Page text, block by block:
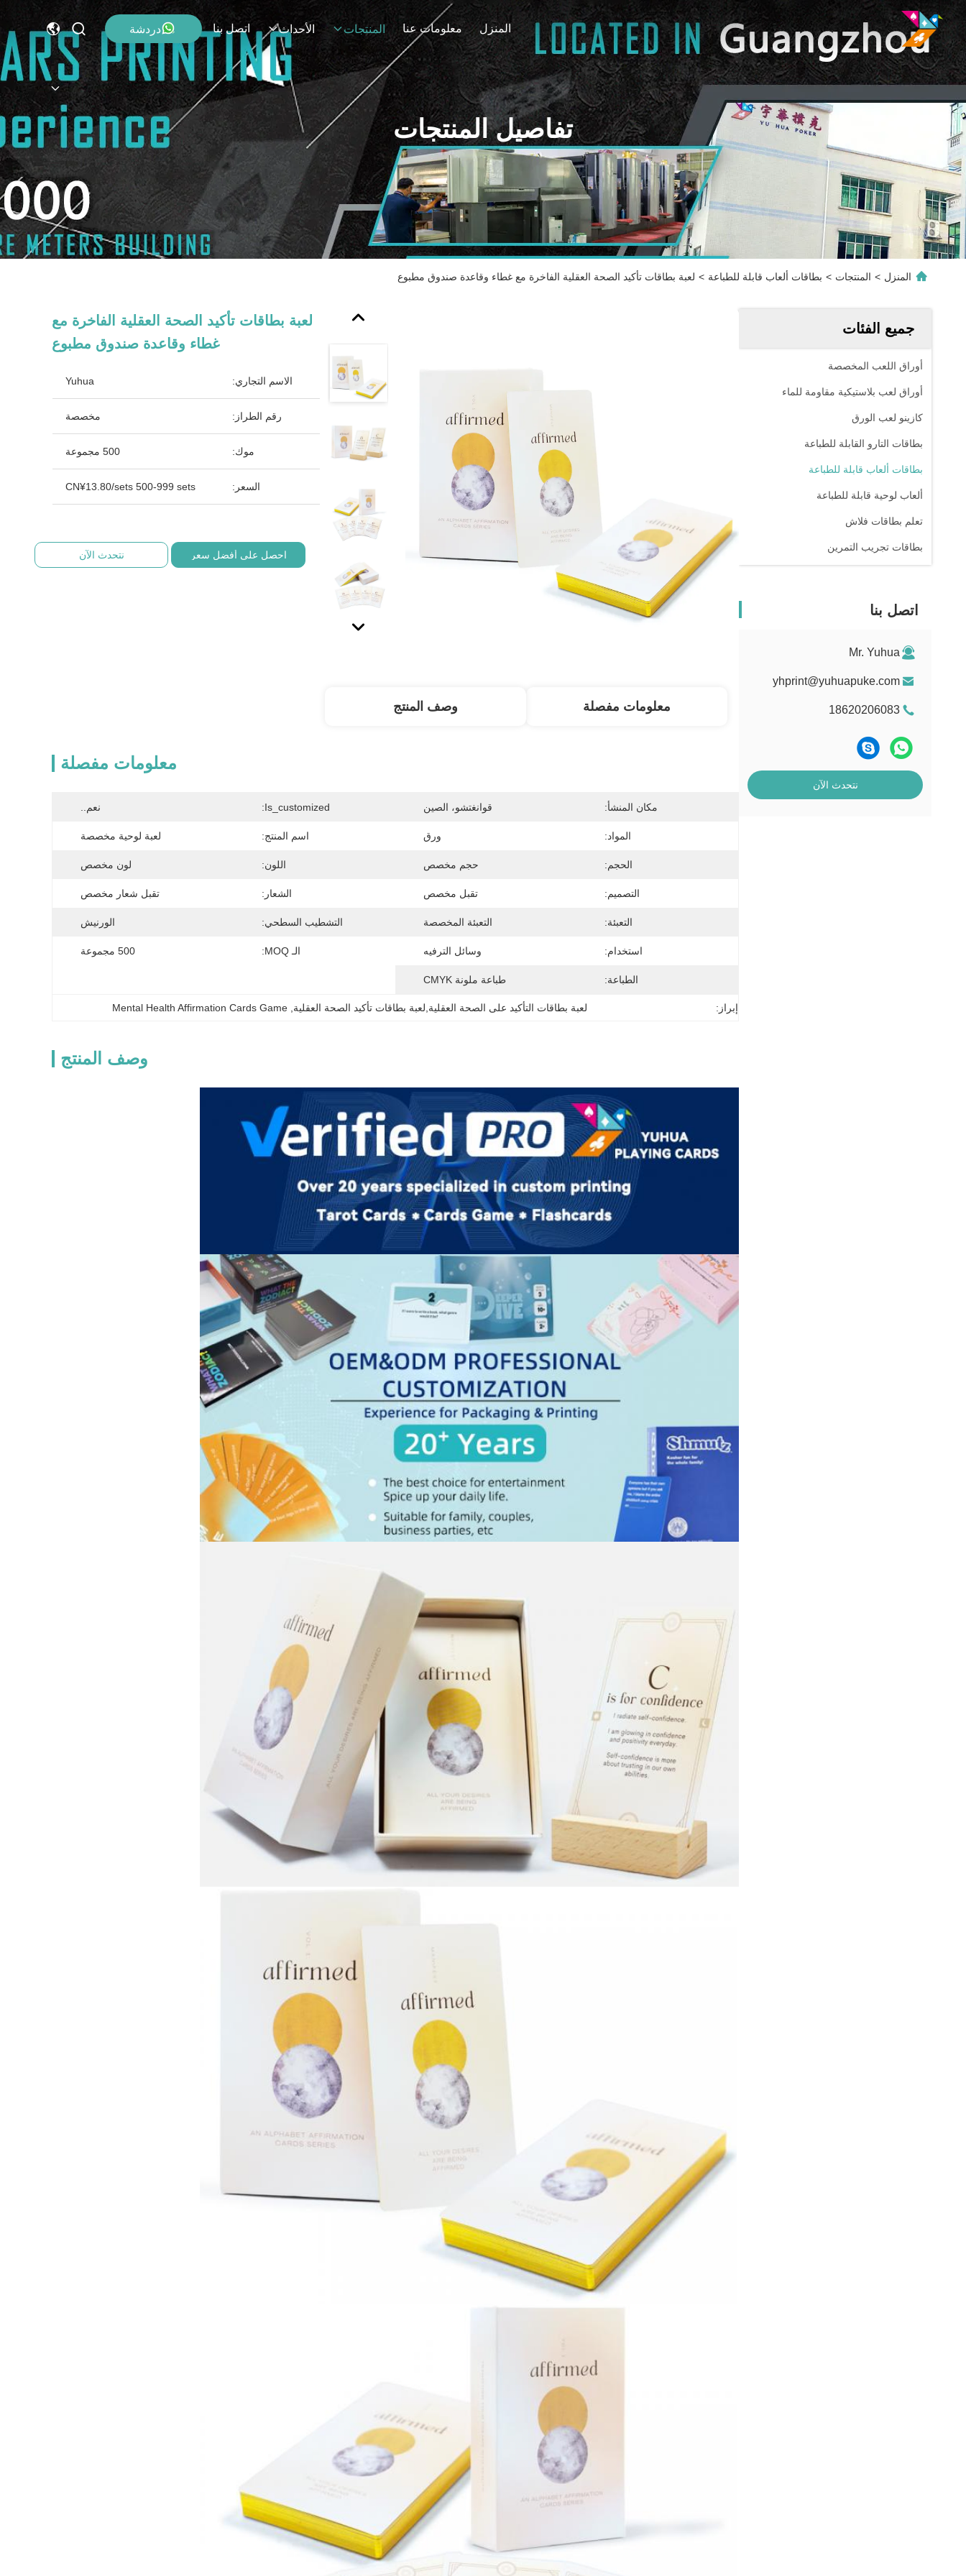
المنزل معلومات عنا المنتجات الأحداث اتصل بنا دردشة
تفاصيل المنتجات
المنزل > المنتجات > بطاقات ألعاب قابلة للطباعة > لعبة بطاقات تأكيد الصحة العقلية الفاخرة مع غطاء وقاعدة صندوق مطبوع
جميع الفئات
أوراق اللعب المخصصة
أوراق لعب بلاستيكية مقاومة للماء
كازينو لعب الورق
بطاقات التارو القابلة للطباعة
بطاقات ألعاب قابلة للطباعة
ألعاب لوحية قابلة للطباعة
تعلم بطاقات فلاش
بطاقات تجريب التمرين
اتصل بنا
Mr. Yuhua
yhprint@yuhuapuke.com
18620206083
نتحدث الآن
لعبة بطاقات تأكيد الصحة العقلية الفاخرة مع
غطاء وقاعدة صندوق مطبوع
الاسم التجاري: Yuhua
رقم الطراز: مخصصة
موك: 500 مجموعة
السعر: CN¥13.80/sets 500-999 sets
احصل على أفضل سعر نتحدث الآن
معلومات مفصلة وصف المنتج
معلومات مفصلة
مكان المنشأ: قوانغتشو، الصين Is_customized: نعم..
المواد: ورق اسم المنتج: لعبة لوحية مخصصة
الحجم: حجم مخصص اللون: لون مخصص
التصميم: تقبل مخصص الشعار: تقبل شعار مخصص
التعبئة: التعبئة المخصصة التشطيب السطحي: الورنيش
استخدام: وسائل الترفيه الـ MOQ: 500 مجموعة
الطباعة: طباعة ملونة CMYK
إبراز: لعبة بطاقات التأكيد على الصحة العقلية,لعبة بطاقات تأكيد الصحة العقلية ,
Mental Health Affirmation Cards Game
وصف المنتج